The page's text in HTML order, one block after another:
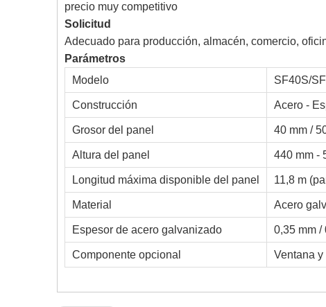
precio muy competitivo
Solicitud
Adecuado para producción, almacén, comercio,
Parámetros
Modelo
SF40S/
Construcción Acero -
Grosor del panel 40 mm /
Altura del panel 440 mm -
Longitud máxima disponible del panel 11,8 m
Material Acero
Espesor de acero galvanizado 0,35 mm /
Componente opcional Ventana y